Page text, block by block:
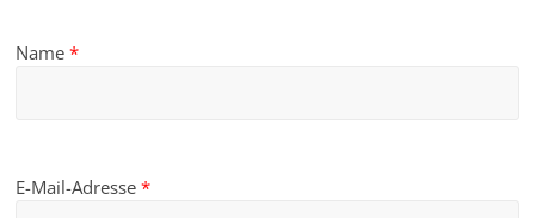
Name*
E-Mail-Adresse*